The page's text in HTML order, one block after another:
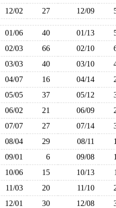
12/02 27 12/09
01/06 40 01/13
02/03 66 02/10
03/03 40 03/10
04/07 16 04/14
05/05 37 05/12
06/02 21 06/09
07/07 27 07/14
08/04 29 08/11
09/01 6 09/08
10/06 15 10/13
11/03 20 11/10
12/01 30 12/08